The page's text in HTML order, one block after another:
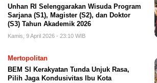
Unhan RI Selenggarakan Wisuda Program
Sarjana (S1), Magister (S2), dan Doktor
(S3) Tahun Akademik 2026
Kamis, 9 April 2026 - 23:10 WIB
Mertopolitan
BEM SI Kerakyatan Tunda Unjuk Rasa,
Pilih Jaga Kondusivitas Ibu Kota